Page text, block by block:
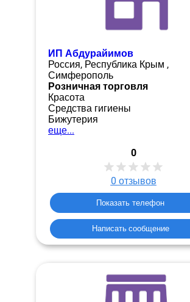
ИП Абдурайимов
Россия, Республика Крым ,
Симферополь
Розничная торговля
Красота
Средства гигиены
Бижутерия
еще...
0
0 отзывов
Показать телефон
Написать сообщение